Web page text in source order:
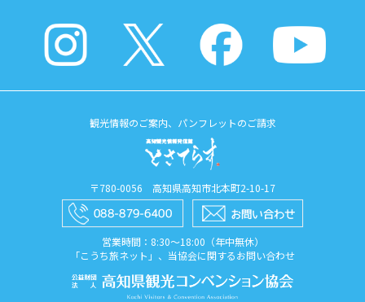
観光情報のご案内、パンフレットのご請求
〒780-0056 高知県高知市北本町2-10-17
営業時間：8:30〜18:00（年中無休）
「こうち旅ネット」、当協会に関するお問い合わせ